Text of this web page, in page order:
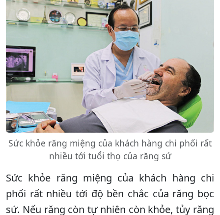
Sức khỏe răng miệng của khách hàng chi phối rất
nhiều tới tuổi thọ của răng sứ
Sức khỏe răng miệng của khách hàng chi
phối rất nhiều tới độ bền chắc của răng bọc
sứ. Nếu răng còn tự nhiên còn khỏe, tủy răng